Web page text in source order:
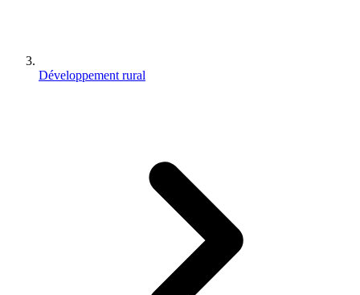
Développement rural